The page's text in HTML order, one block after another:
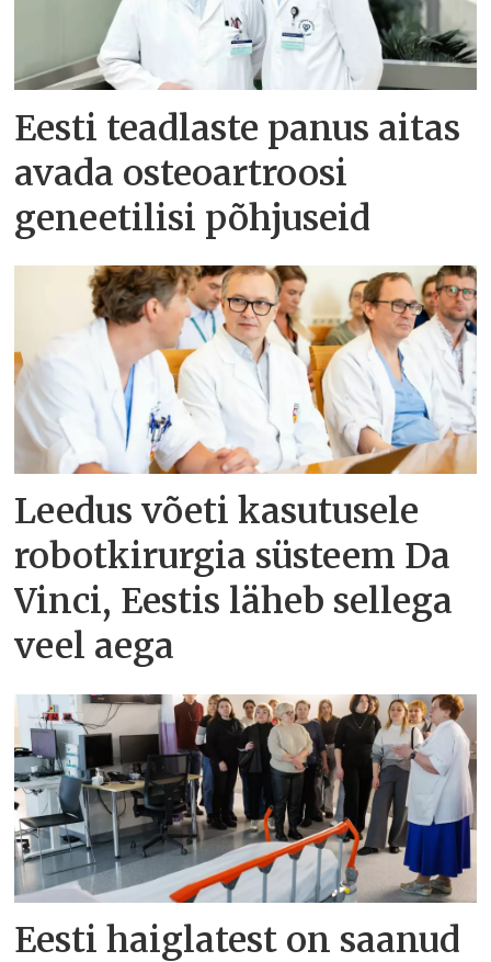
Eesti teadlaste panus aitas
avada osteoartroosi
geneetilisi põhjuseid
Leedus võeti kasutusele
robotkirurgia süsteem Da
Vinci, Eestis läheb sellega
veel aega
Eesti haiglatest on saanud